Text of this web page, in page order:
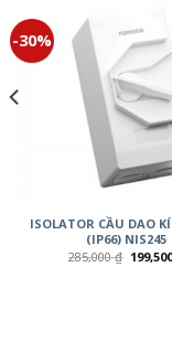
-30%
ISOLATOR CẦU DAO
(IP66) NIS245
285,000₫